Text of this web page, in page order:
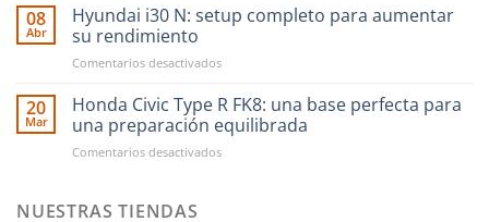
Motorsport
fácil
nunca
Ultra
Shifter:
nueva
de
entender
cambio
08
Abr
Hyundai i30 N: setup completo para aumentar
su rendimiento
Comentarios desactivadosen
i30
setup
completo
20
Mar
Honda Civic Type R FK8: una base perfecta para
una preparación equilibrada
Comentarios desactivadosen
NUESTRAS TIENDAS